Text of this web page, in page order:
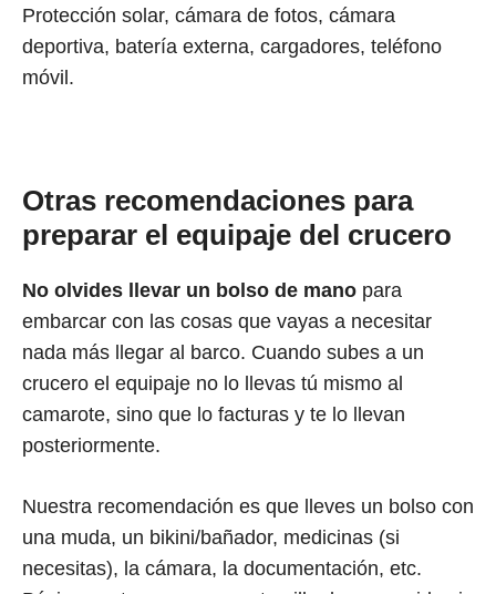
Protección solar, cámara de fotos, cámara
deportiva, batería externa, cargadores, teléfono
móvil.
Otras recomendaciones para
preparar el equipaje del crucero
No olvides llevar un bolso de mano para
embarcar con las cosas que vayas a necesitar
nada más llegar al barco. Cuando subes a un
crucero el equipaje no lo llevas tú mismo al
camarote, sino que lo facturas y te lo llevan
posteriormente.
Nuestra recomendación es que lleves un bolso con
una muda, un bikini/bañador, medicinas (si
necesitas), la cámara, la documentación, etc.